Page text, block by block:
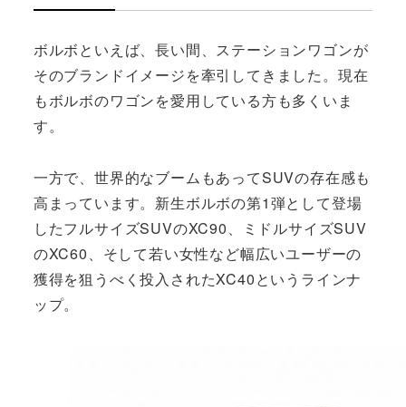
ボルボといえば、長い間、ステーションワゴンが
そのブランドイメージを牽引してきました。現在
もボルボのワゴンを愛用している方も多くいま
す。
一方で、世界的なブームもあってSUVの存在感も
高まっています。新生ボルボの第1弾として登場
したフルサイズSUVのXC90、ミドルサイズSUV
のXC60、そして若い女性など幅広いユーザーの
獲得を狙うべく投入されたXC40というラインナ
ップ。